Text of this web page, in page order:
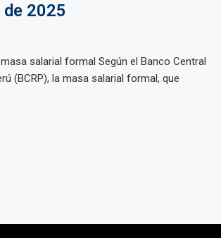
2025
salarial formal Según el Banco Central
(BCRP), la masa salarial formal, que